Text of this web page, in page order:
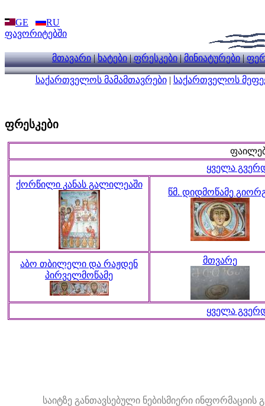
GE
RU
ფავორიტებში
მთავარი|ხატები|ფრესკები|მინიატურები|
საქართველოს მამამთავრები | საქართველოს
ფრესკები
ყველა
ქორწილი კანას გალილეაში
წმ. დიდმოწამე
აბო თბილელი და რაჟდენ
პირველმოწამე
მთვარე
ყველა
საიტზე განთავსებული ნებისმიერი